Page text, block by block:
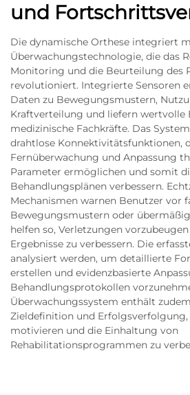
und
Die dynamische Orthese integriert
Überwachungstechnologie, die das
Monitoring und die Beurteilung des
revolutioniert. Integrierte Sensoren
Daten zu Bewegungsmustern,
Kraftverteilung und liefern wertvolle
medizinische Fachkräfte. Das
drahtlose Konnektivitätsfunktionen,
Fernüberwachung und Anpassung
Parameter ermöglichen und somit
Behandlungsplänen verbessern.
Mechanismen warnen Benutzer vor
Bewegungsmustern oder
helfen so, Verletzungen
Ergebnisse zu verbessern. Die
analysiert werden, um detaillierte
erstellen und evidenzbasierte
Behandlungsprotokollen
Überwachungssystem enthält
Zieldefinition und
motivieren und die Einhaltung von
Rehabilitationsprogrammen zu